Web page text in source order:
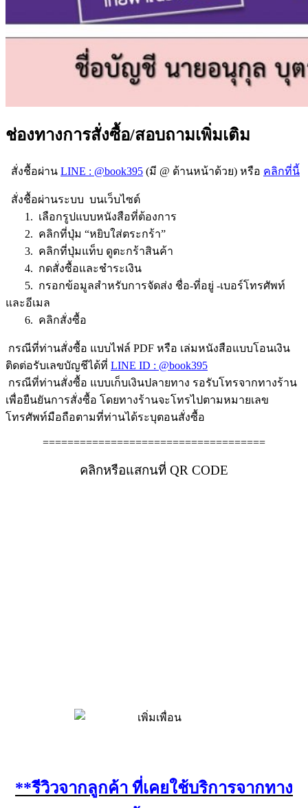
ช่องทางการสั่งซื้อ/สอบถามเพิ่มเติม
สั่งชื้อผ่าน LINE : @book395 (มี @ ด้านหน้าด้วย) หรือ คลิกที่นี้
สั่งชื้อผ่านระบบ บนเว็บไซต์
1. เลือกรูปแบบหนังสือที่ต้องการ
2. คลิกที่ปุ่ม “หยิบใส่ตระกร้า”
3. คลิกที่ปุ่มแท็บ ดูตะกร้าสินค้า
4. กดสั่งซื้อและชำระเงิน
5. กรอกข้อมูลสำหรับการจัดส่ง ชื่อ-ที่อยู่ -เบอร์โทรศัพท์
และอีเมล
6. คลิกสั่งซื้อ
กรณีที่ท่านสั่งซื้อ แบบไฟล์ PDF หรือ เล่มหนังสือแบบโอนเงิน
ติดต่อรับเลขบัญชีได้ที่ LINE ID : @book395
กรณีที่ท่านสั่งซื้อ แบบเก็บเงินปลายทาง รอรับโทรจากทางร้าน
เพื่อยืนยันการสั่งซื้อ โดยทางร้านจะโทรไปตามหมายเลข
โทรศัพท์มือถือตามที่ท่านได้ระบุตอนสั่งซื้อ
====================================
คลิกหรือแสกนที่ QR CODE
**รีวิวจากลูกค้า ที่เคยใช้บริการจากทาง